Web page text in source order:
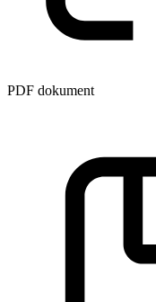
PDF dokument